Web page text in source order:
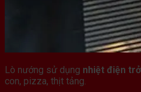
Lò nướng sử dụng nhiệt điện
con, pizza, thịt tảng.